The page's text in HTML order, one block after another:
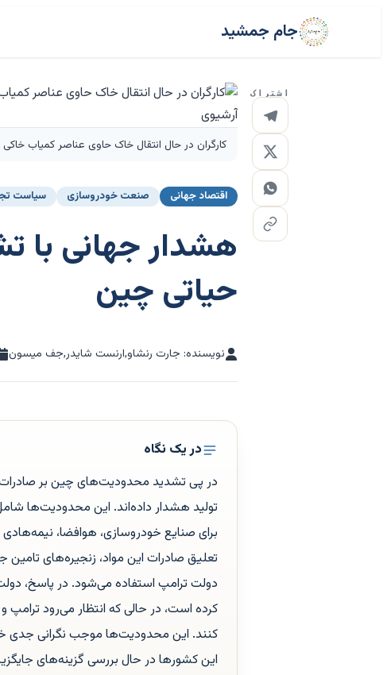
جام جمشید
اشتراک
کارگران در حال انتقال خاک حاوی عناصر کمیاب خاکی برای صادرات در بندری
اقتصاد جهانی صنعت خودروسازی سیاست
هشدار جهانی با
حیاتی چین
نویسنده: جارت رنشاو,ارنست شایدر,جف میسون
در یک نگاه
در پی تشدید محدودیت‌های چین بر
تولید هشدار داده‌اند. این محدودیت‌ها
برای صنایع خودروسازی، هوافضا،
تعلیق صادرات این مواد، زنجیره‌های تامین
دولت ترامپ استفاده می‌شود. در پاسخ،
کرده است، در حالی که انتظار می‌رود
کنند. این محدودیت‌ها موجب نگرانی جدی
این کشورها در حال بررسی گزینه‌های